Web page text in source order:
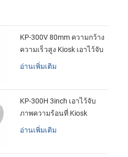
KP-300V 80mm ความกว้าง
ความเร็วสูง Kiosk เอาไว้จับ
ภาพความร้อนที่เครื่องพิมพ์
อ่านเพิ่มเติม
KP-300H 3inch เอาไว้จับ
ภาพความร้อนที่ Kiosk
เครื่องพิมพ์ศูนย์ควบคุม kde
อ่านเพิ่มเติม